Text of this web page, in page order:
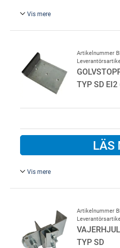
Vis mere
Bottenguide för brandport typ
Artikelnummer
TYP SD EI2
LÄS
Vis mere
Golvstopp för brandskjutport
Artikelnummer
TYP SD